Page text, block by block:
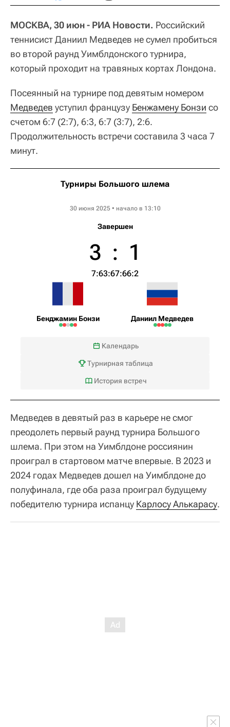
МОСКВА, 30 июн - РИА Новости. Российский
теннисист Даниил Медведев не сумел пробиться
во второй раунд Уимблдонского турнира,
который проходит на травяных кортах Лондона.
Посеянный на турнире под девятым номером
Медведев уступил французу Бенжамену Бонзи со
счетом 6:7 (2:7), 6:3, 6:7 (3:7), 2:6.
Продолжительность встречи составила 3 часа 7
минут.
Турниры Большого шлема
30 июня 2025 • начало в 13:10
Завершен
Бенджамин Бонзи
3 : 1
7:63:67:66:2
Даниил Медведев
Календарь
Турнирная таблица
История встреч
Медведев в девятый раз в карьере не смог
преодолеть первый раунд турнира Большого
шлема. При этом на Уимблдоне россиянин
проиграл в стартовом матче впервые. В 2023 и
2024 годах Медведев дошел на Уимблдоне до
полуфинала, где оба раза проиграл будущему
победителю турнира испанцу Карлосу Алькарасу.